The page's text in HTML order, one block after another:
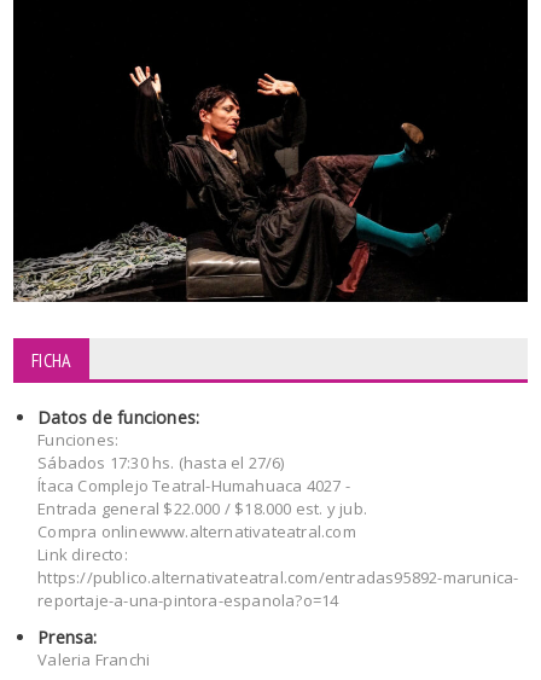
FICHA
Datos de funciones:
Funciones:
Sábados 17:30 hs. (hasta el 27/6)
Ítaca Complejo Teatral-Humahuaca 4027 -
Entrada general $22.000 / $18.000 est. y jub.
Compra onlinewww.alternativateatral.com
Link directo:
https://publico.alternativateatral.com/entradas95892-marunica-
reportaje-a-una-pintora-espanola?o=14
Prensa:
Valeria Franchi